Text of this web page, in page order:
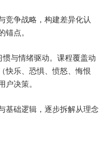
竞争战略，构建差异化认
点。
与情绪驱动。课程覆盖动
快乐、恐惧、愤怒、悔恨
决策。
基础逻辑，逐步拆解从理念